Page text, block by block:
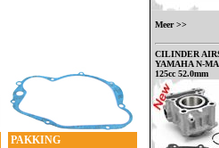
PAKKING
Meer >>
CILINDER
YAMAHA N-
125cc 52.0mm